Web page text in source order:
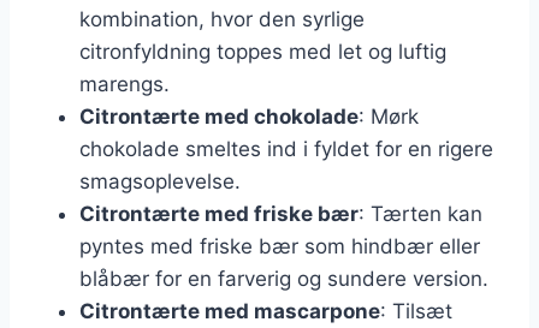
kombination, hvor den syrlige
citronfyldning toppes med let og luftig
marengs.
Citrontærte med chokolade: Mørk
chokolade smeltes ind i fyldet for en rigere
smagsoplevelse.
Citrontærte med friske bær: Tærten kan
pyntes med friske bær som hindbær eller
blåbær for en farverig og sundere version.
Citrontærte med mascarpone: Tilsæt